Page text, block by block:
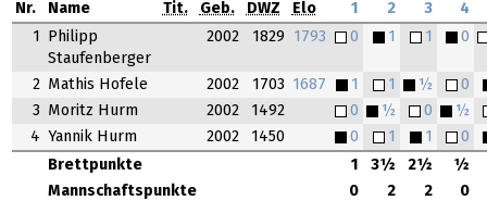
Nr. Name Tit. Geb. DWZ Elo 1 2 3 4
Brettpunkte 1 3½ 2½
½
Mannschaftspunkte
0 2 2 0
1
Philipp
Staufenberger
2002 1829 1793 0 1 1 0
2 Mathis Hofele 2002 1703 1687 1 1 ½
0
3
Moritz Hurm 2002 1492 0 ½ 0
½
4
Yannik Hurm 2002 1450 0 1 1 0